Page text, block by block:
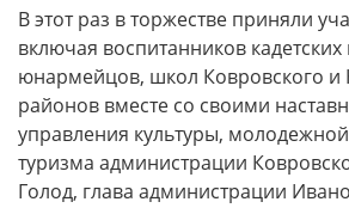
В этот раз в торжестве приняли
включая воспитанников кадетских
юнармейцов, школ Ковровского и
районов вместе со своими
управления культуры,
туризма администрации
Голод, глава администрации